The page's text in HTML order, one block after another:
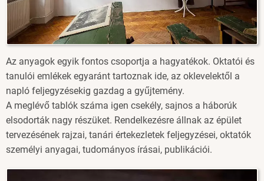
Az anyagok egyik fontos csoportja a hagyatékok. Oktatói és
tanulói emlékek egyaránt tartoznak ide, az oklevelektől a
napló feljegyzésekig gazdag a gyűjtemény.
A meglévő tablók száma igen csekély, sajnos a háborúk
elsodorták nagy részüket. Rendelkezésre állnak az épület
tervezésének rajzai, tanári értekezletek feljegyzései, oktatók
személyi anyagai, tudományos írásai, publikációi.